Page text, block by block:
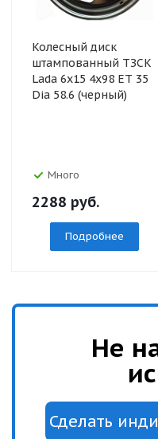
Колесный диск
штампованный ТЗСК
Lada 6x15 4x98 ET 35
Dia 58.6 (черный)
Много
2288 руб.
Подробнее
Не